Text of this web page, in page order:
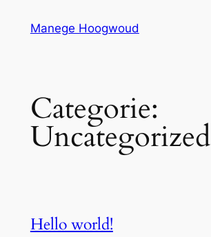
Manege Hoogwoud
Categorie:
Uncategorized
Hello world!